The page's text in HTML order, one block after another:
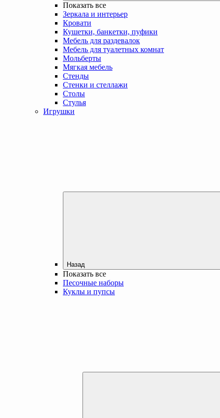
Показать все
Зеркала и интерьер
Кровати
Кушетки, банкетки, пуфики
Мебель для раздевалок
Мебель для туалетных комнат
Мольберты
Мягкая мебель
Стенды
Стенки и стеллажи
Столы
Стулья
Игрушки
Назад
Показать все
Песочные наборы
Куклы и пупсы